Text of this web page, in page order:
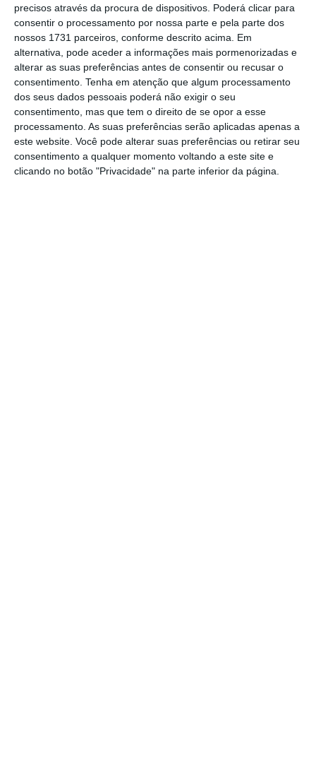
precisos através da procura de dispositivos. Poderá clicar para
consentir o processamento por nossa parte e pela parte dos
nossos 1731 parceiros, conforme descrito acima. Em
alternativa, pode aceder a informações mais pormenorizadas e
alterar as suas preferências antes de consentir ou recusar o
consentimento. Tenha em atenção que algum processamento
dos seus dados pessoais poderá não exigir o seu
consentimento, mas que tem o direito de se opor a esse
processamento. As suas preferências serão aplicadas apenas a
este website. Você pode alterar suas preferências ou retirar seu
consentimento a qualquer momento voltando a este site e
clicando no botão "Privacidade" na parte inferior da página.
Tesouro.
Entre as dez pessoas nomeadas está
Simonian, colocada como uma “figura central
nos esforços do Governo russo para
influenciar de forma espúria” as eleições e
responsável por permitir as operações da
empresa de fachada que a RT usou para
tentar influenciar os eleitores nos Estados